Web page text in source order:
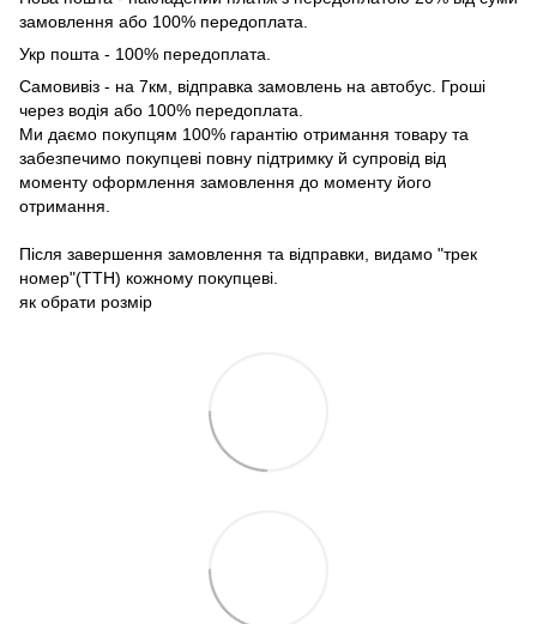
замовлення або 100% передоплата.
Укр пошта - 100% передоплата.
Самовивіз - на 7км, відправка замовлень на автобус. Гроші
через водія або 100% передоплата.
Ми даємо покупцям 100% гарантію отримання товару та
забезпечимо покупцеві повну підтримку й супровід від
моменту оформлення замовлення до моменту його
отримання.
Після завершення замовлення та відправки, видамо "трек
номер"(ТТН) кожному покупцеві.
як обрати розмір